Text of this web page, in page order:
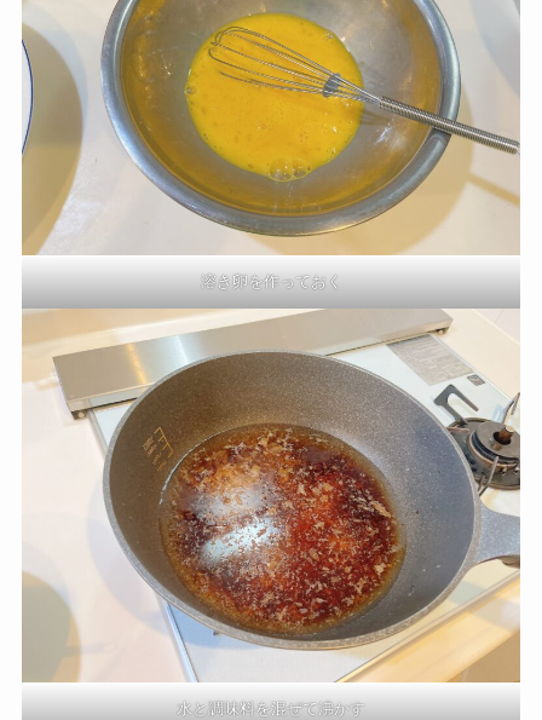
溶き卵を作っておく
水と調味料を混ぜて沸かす